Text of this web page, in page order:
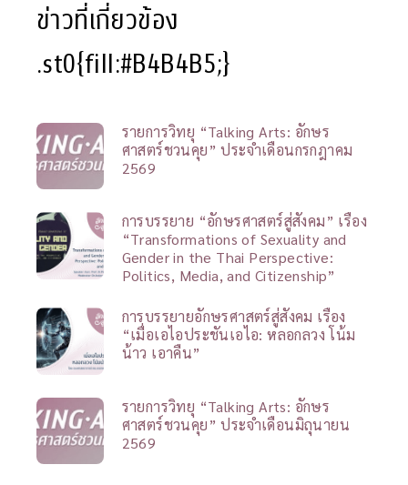
ข่าวที่เกี่ยวข้อง
.st0{fill:#B4B4B5;}
รายการวิทยุ “Talking Arts: อักษร
ศาสตร์ชวนคุย” ประจำเดือนกรกฎาคม
2569
การบรรยาย “อักษรศาสตร์สู่สังคม” เรื่อง
“Transformations of Sexuality and
Gender in the Thai Perspective:
Politics, Media, and Citizenship”
การบรรยายอักษรศาสตร์สู่สังคม เรื่อง
“เมื่อเอไอประชันเอไอ: หลอกลวง โน้ม
น้าว เอาคืน”
รายการวิทยุ “Talking Arts: อักษร
ศาสตร์ชวนคุย” ประจำเดือนมิถุนายน
2569